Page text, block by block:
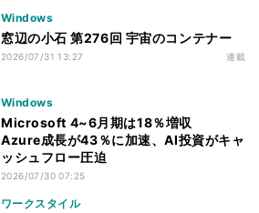
Windows
窓辺の小石 第276回 宇宙のコンテナー
2026/07/31 13:27 連載
Windows
Microsoft 4~6月期は18％増収
Azure成長が43％に加速、AI投資がキャ
ッシュフロー圧迫
2026/07/30 07:25
ワークスタイル